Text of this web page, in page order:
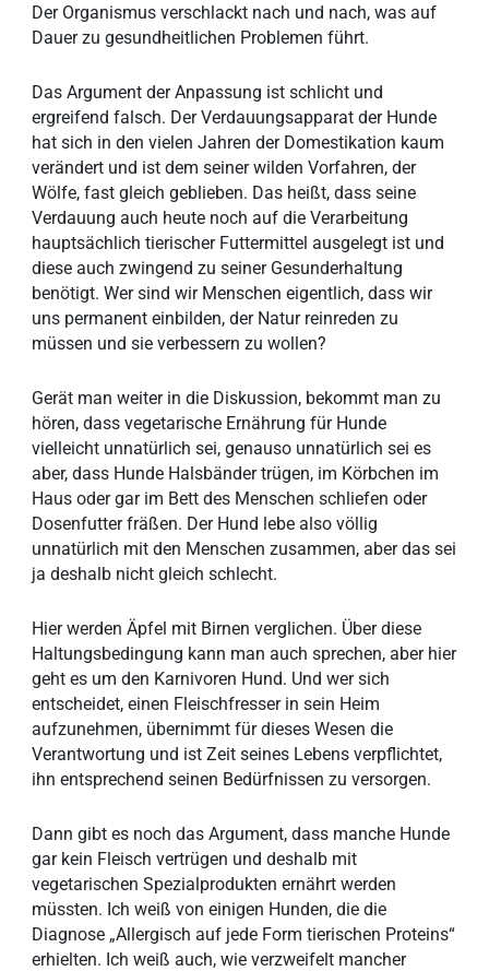
Der Organismus verschlackt nach und nach, was auf
Dauer zu gesundheitlichen Problemen führt.
Das Argument der Anpassung ist schlicht und
ergreifend falsch. Der Verdauungsapparat der Hunde
hat sich in den vielen Jahren der Domestikation kaum
verändert und ist dem seiner wilden Vorfahren, der
Wölfe, fast gleich geblieben. Das heißt, dass seine
Verdauung auch heute noch auf die Verarbeitung
hauptsächlich tierischer Futtermittel ausgelegt ist und
diese auch zwingend zu seiner Gesunderhaltung
benötigt. Wer sind wir Menschen eigentlich, dass wir
uns permanent einbilden, der Natur reinreden zu
müssen und sie verbessern zu wollen?
Gerät man weiter in die Diskussion, bekommt man zu
hören, dass vegetarische Ernährung für Hunde
vielleicht unnatürlich sei, genauso unnatürlich sei es
aber, dass Hunde Halsbänder trügen, im Körbchen im
Haus oder gar im Bett des Menschen schliefen oder
Dosenfutter fräßen. Der Hund lebe also völlig
unnatürlich mit den Menschen zusammen, aber das sei
ja deshalb nicht gleich schlecht.
Hier werden Äpfel mit Birnen verglichen. Über diese
Haltungsbedingung kann man auch sprechen, aber hier
geht es um den Karnivoren Hund. Und wer sich
entscheidet, einen Fleischfresser in sein Heim
aufzunehmen, übernimmt für dieses Wesen die
Verantwortung und ist Zeit seines Lebens verpflichtet,
ihn entsprechend seinen Bedürfnissen zu versorgen.
Dann gibt es noch das Argument, dass manche Hunde
gar kein Fleisch vertrügen und deshalb mit
vegetarischen Spezialprodukten ernährt werden
müssten. Ich weiß von einigen Hunden, die die
Diagnose „Allergisch auf jede Form tierischen Proteins“
erhielten. Ich weiß auch, wie verzweifelt mancher